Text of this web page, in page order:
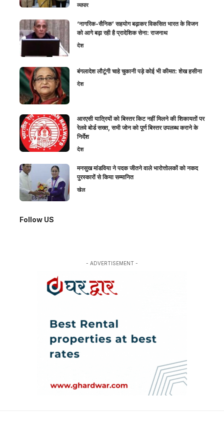
व्यापार
‘नागरिक-सैनिक’ सहयोग बढ़ाकर विकसित भारत के विजन
को आगे बढ़ा रही है प्रादेशिक सेना: राजनाथ
देश
बंगलादेश लौटूंगी चाहे चुकानी पड़े कोई भी कीमत: शेख हसीना
देश
आरएसी यात्रियों को बिस्तर किट नहीं मिलने की शिकायतों पर
रेलवे बोर्ड सख्त, सभी जोन को पूर्ण बिस्तर उपलब्ध कराने के
निर्देश
देश
मनसुख मांडविया ने पदक जीतने वाले भारोत्तोलकों को नकद
पुरस्कारों से किया सम्मानित
खेल
Follow US
- ADVERTISEMENT -